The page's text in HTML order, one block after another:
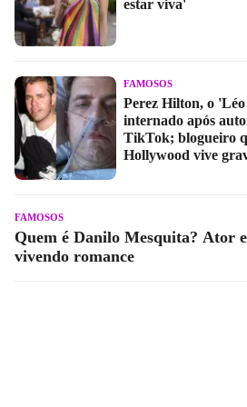
estar viva'
FAMOSOS
Perez Hilton, o
internado após
TikTok; blogueiro
Hollywood vive
FAMOSOS
Quem é Danilo Mesquita? Ator
vivendo romance